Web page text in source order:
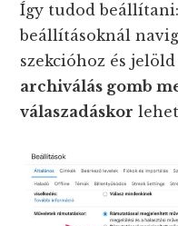
Így tudod
beállításoknál
szekcióhoz és
archiválás gomb
válaszadáskor